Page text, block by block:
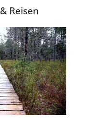
Reisen